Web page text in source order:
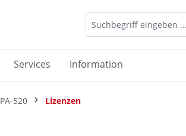
Services Information
PA-520 Lizenzen